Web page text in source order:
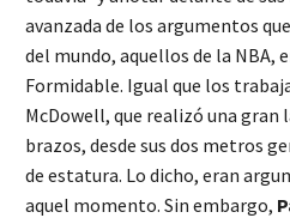
avanzada de los argumentos
del mundo, aquellos de la NBA,
Formidable. Igual que los
McDowell, que realizó una gran
brazos, desde sus dos metros
de estatura. Lo dicho, eran
aquel momento. Sin embargo,